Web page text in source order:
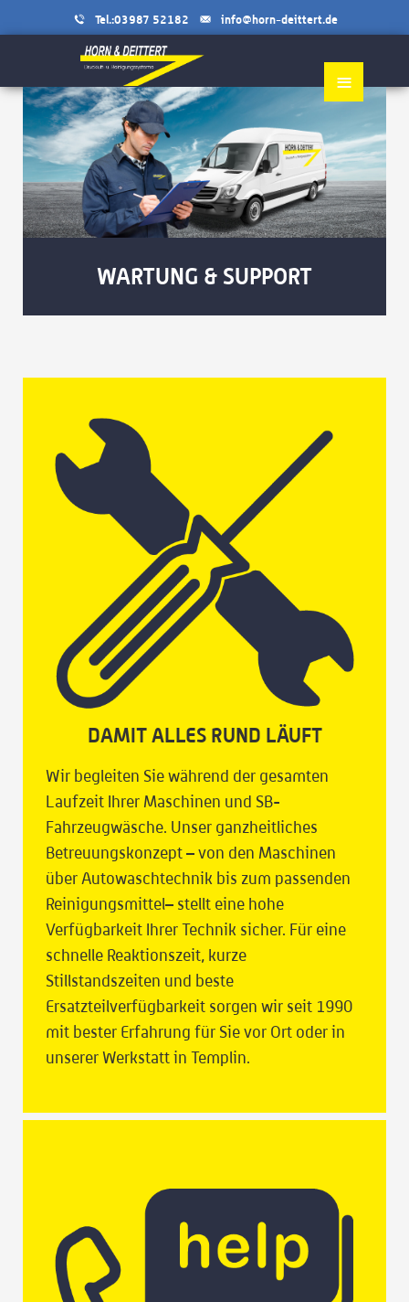
Tel.:03987 52182 info@horn-deittert.de
≡
WARTUNG & SUPPORT
DAMIT ALLES RUND LÄUFT
Wir begleiten Sie während der gesamten
Laufzeit Ihrer Maschinen und SB-
Fahrzeugwäsche. Unser ganzheitliches
Betreuungskonzept – von den Maschinen
über Autowaschtechnik bis zum passenden
Reinigungsmittel– stellt eine hohe
Verfügbarkeit Ihrer Technik sicher. Für eine
schnelle Reaktionszeit, kurze
Stillstandszeiten und beste
Ersatzteilverfügbarkeit sorgen wir seit 1990
mit bester Erfahrung für Sie vor Ort oder in
unserer Werkstatt in Templin.